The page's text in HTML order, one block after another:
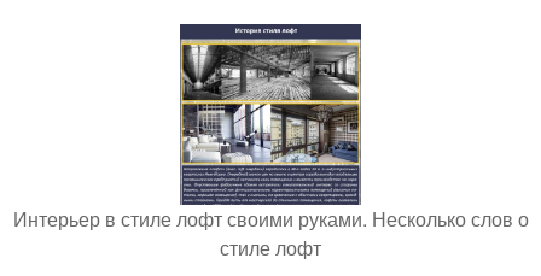
Интерьер в стиле лофт своими руками. Несколько слов о
стиле лофт